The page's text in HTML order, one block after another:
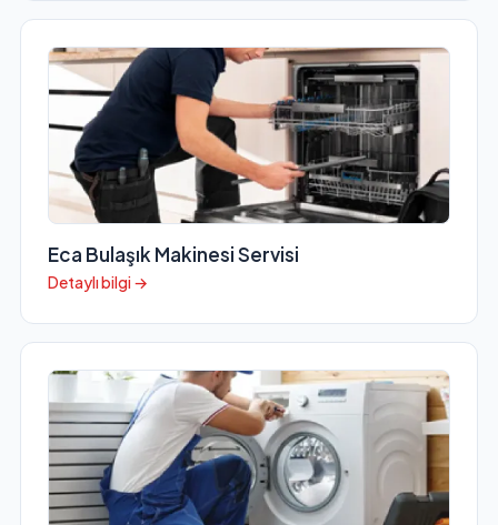
Eca Bulaşık Makinesi Servisi
Detaylı bilgi →